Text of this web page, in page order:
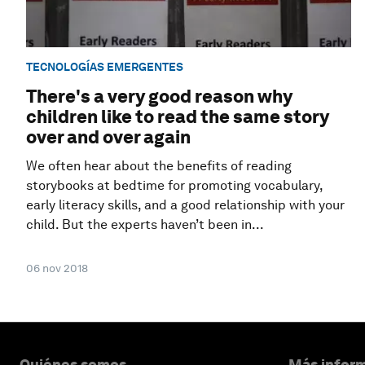
TECNOLOGÍAS EMERGENTES
There's a very good reason why
children like to read the same story
over and over again
We often hear about the benefits of reading
storybooks at bedtime for promoting vocabulary,
early literacy skills, and a good relationship with your
child. But the experts haven’t been in...
06 nov 2018